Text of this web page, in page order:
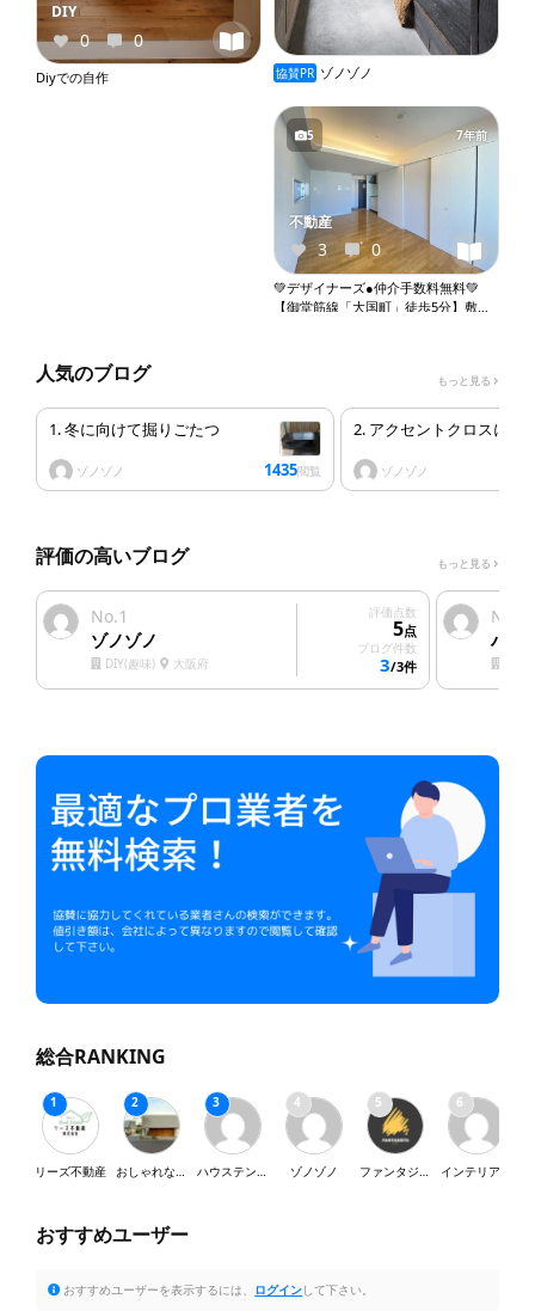
0 0
Diyでの自作
DIY
協賛PR ゾノゾノ
5 7年前
3 0
💚デザイナーズ●仲介手数料無料💚
【御堂筋線「大国町」徒歩5分】敷金
不動産
人気のブログ もっと見る
1. 冬に向けて掘りごたつ
ゾノゾノ 1435閲覧
2. アクセントクロスにし
ゾノゾノ
評価の高いブログ もっと見る
No.1
ゾノゾノ
DIY(趣味) 大阪府
評価点数
5点
ブログ件数
3/3件
No.
ハウ
総合RANKING
リーズ不動産 おしゃれな家が好き ハウステンボス ゾノゾノ ファンタジスタ
おすすめユーザー
おすすめユーザーを表示するには、 ログインして下さい。